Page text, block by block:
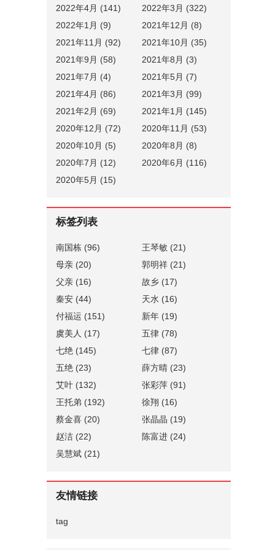
2022年4月 (141)
2022年3月 (322)
2022年1月 (9)
2021年12月 (8)
2021年11月 (92)
2021年10月 (35)
2021年9月 (58)
2021年8月 (3)
2021年7月 (4)
2021年5月 (7)
2021年4月 (86)
2021年3月 (99)
2021年2月 (69)
2021年1月 (145)
2020年12月 (72)
2020年11月 (53)
2020年10月 (5)
2020年8月 (8)
2020年7月 (12)
2020年6月 (116)
2020年5月 (15)
标签列表
南国栋 (96) 王琴敏 (21)
母亲 (20) 郭明祥 (21)
父亲 (16) 故乡 (17)
秦安 (44) 天水 (16)
付福运 (151) 新年 (19)
虞美人 (17) 五律 (78)
七绝 (145) 七律 (87)
五绝 (23) 薛方晴 (23)
艾叶 (132) 张彩萍 (91)
王托弟 (192) 徐翔 (16)
蔡金喜 (20) 张晶晶 (19)
赵洁 (22) 陈富进 (24)
吴慧斌 (21)
友情链接
tag